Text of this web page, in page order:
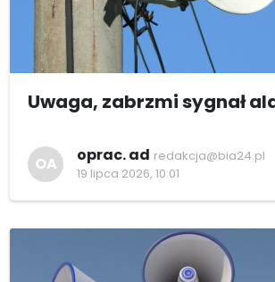
Uwaga, zabrzmi sygnał
OA oprac. ad redakcja@bia24.pl
19 lipca 2026, 10:01